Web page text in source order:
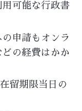
可能な行政書
申請もオンラ
の経費はかか
留期限当日の